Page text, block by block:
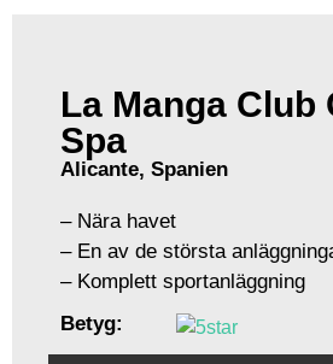
La Manga Club
Spa
Alicante, Spanien
– Nära havet
– En av de största
– Komplett sportanläggning
Betyg: